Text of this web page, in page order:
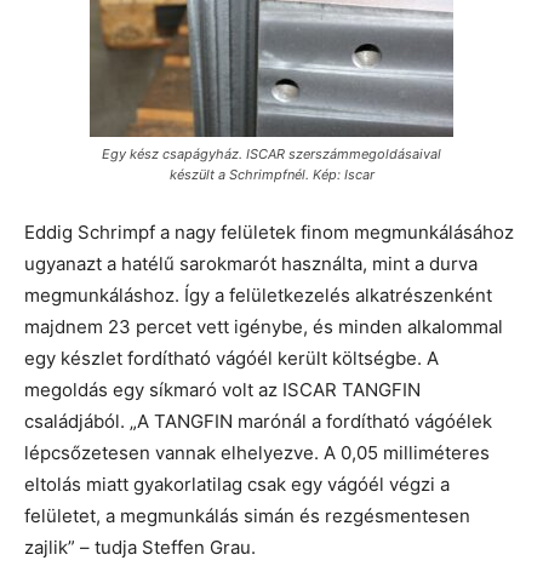
Egy kész csapágyház. ISCAR szerszámmegoldásaival
készült a Schrimpfnél. Kép: Iscar
Eddig Schrimpf a nagy felületek finom megmunkálásához
ugyanazt a hatélű sarokmarót használta, mint a durva
megmunkáláshoz. Így a felületkezelés alkatrészenként
majdnem 23 percet vett igénybe, és minden alkalommal
egy készlet fordítható vágóél került költségbe. A
megoldás egy síkmaró volt az ISCAR TANGFIN
családjából. „A TANGFIN marónál a fordítható vágóélek
lépcsőzetesen vannak elhelyezve. A 0,05 milliméteres
eltolás miatt gyakorlatilag csak egy vágóél végzi a
felületet, a megmunkálás simán és rezgésmentesen
zajlik” – tudja Steffen Grau.